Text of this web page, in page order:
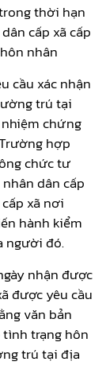
thời hạn
cấp xã cấp
nhân
cầu xác nhận
trú tại
chứng
hợp
chức tư
dân cấp
xã nơi
hành kiểm
người đó.
nhận được
được yêu cầu
văn bản
tình trạng hôn
trú tại địa